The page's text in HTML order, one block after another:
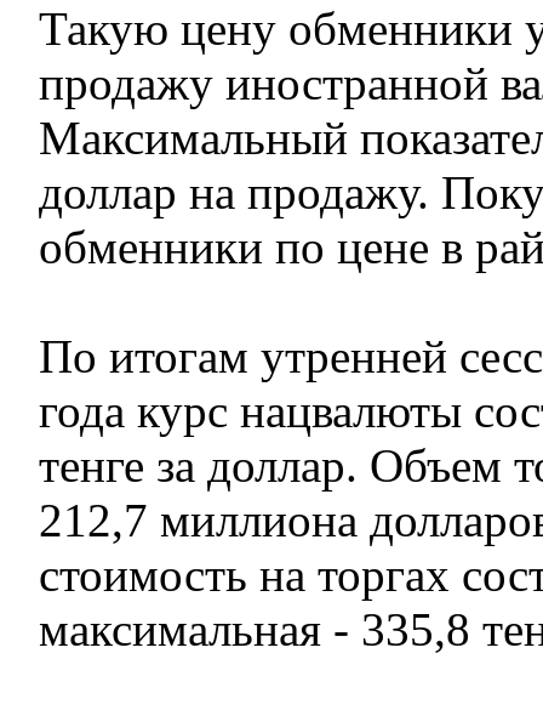
Такую цену обменники
продажу иностранной
Максимальный
доллар на продажу.
обменники по цене в
По итогам утренней
года курс нацвалюты
тенге за доллар. Объем
212,7 миллиона
стоимость на торгах
максимальная - 335,8